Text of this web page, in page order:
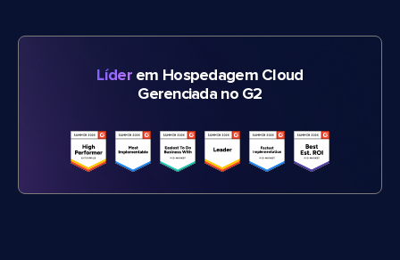
Líderem Hospedagem Cloud
Gerenciada no G2